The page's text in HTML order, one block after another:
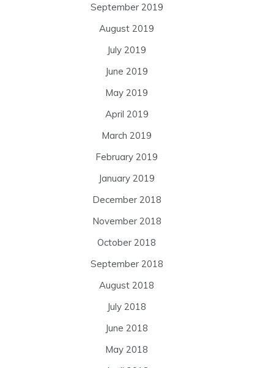
September 2019
August 2019
July 2019
June 2019
May 2019
April 2019
March 2019
February 2019
January 2019
December 2018
November 2018
October 2018
September 2018
August 2018
July 2018
June 2018
May 2018